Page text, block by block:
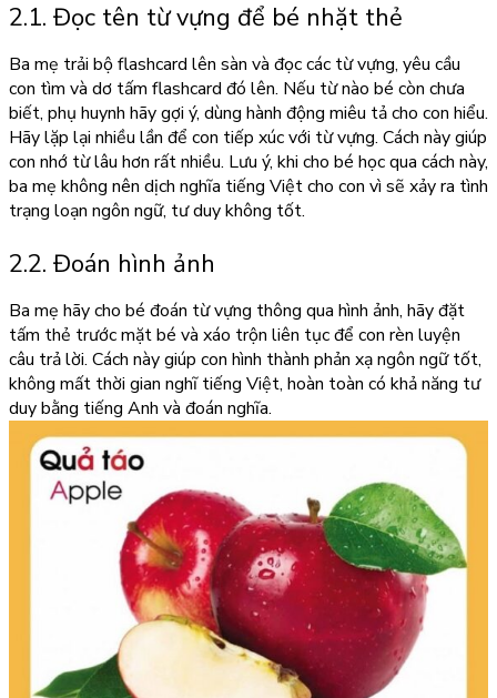
2.1. Đọc tên từ vựng để bé nhặt thẻ
Ba mẹ trải bộ flashcard lên sàn và đọc các từ vựng, yêu cầu
con tìm và dơ tấm flashcard đó lên. Nếu từ nào bé còn chưa
biết, phụ huynh hãy gợi ý, dùng hành động miêu tả cho con hiểu.
Hãy lặp lại nhiều lần để con tiếp xúc với từ vựng. Cách này giúp
con nhớ từ lâu hơn rất nhiều. Lưu ý, khi cho bé học qua cách này,
ba mẹ không nên dịch nghĩa tiếng Việt cho con vì sẽ xảy ra tình
trạng loạn ngôn ngữ, tư duy không tốt.
2.2. Đoán hình ảnh
Ba mẹ hãy cho bé đoán từ vựng thông qua hình ảnh, hãy đặt
tấm thẻ trước mặt bé và xáo trộn liên tục để con rèn luyện
câu trả lời. Cách này giúp con hình thành phản xạ ngôn ngữ tốt,
không mất thời gian nghĩ tiếng Việt, hoàn toàn có khả năng tư
duy bằng tiếng Anh và đoán nghĩa.